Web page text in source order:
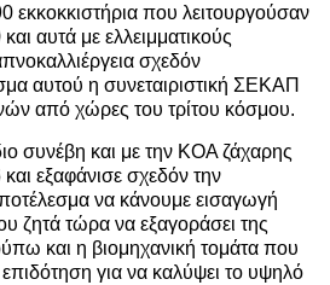
που λειτουργούσαν
αυτά με ελλειμματικούς
σχεδόν
αυτού η συνεταιριστική ΣΕΚΑΠ
από χώρες του τρίτου κόσμου.
συνέβη και με την ΚΟΑ ζάχαρης
εξαφάνισε σχεδόν την
να κάνουμε εισαγωγή
ζητά τώρα να εξαγοράσει της
και η βιομηχανική τομάτα που
για να καλύψει το υψηλό